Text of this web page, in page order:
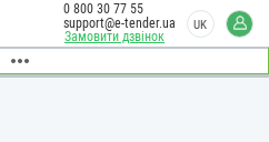
Замовити дзвінок
0 800 30 77 55
support@e-tender.ua
UK